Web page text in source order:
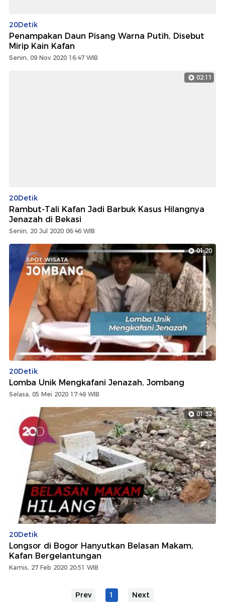
20Detik
Penampakan Daun Pisang Warna Putih, Disebut
Mirip Kain Kafan
Senin, 09 Nov 2020 16:47 WIB
02:11
20Detik
Rambut-Tali Kafan Jadi Barbuk Kasus Hilangnya
Jenazah di Bekasi
Senin, 20 Jul 2020 06:46 WIB
01:20
20Detik
Lomba Unik Mengkafani Jenazah, Jombang
Selasa, 05 Mei 2020 17:49 WIB
01:32
20Detik
Longsor di Bogor Hanyutkan Belasan Makam,
Kafan Bergelantungan
Kamis, 27 Feb 2020 20:51 WIB
Prev 1 Next